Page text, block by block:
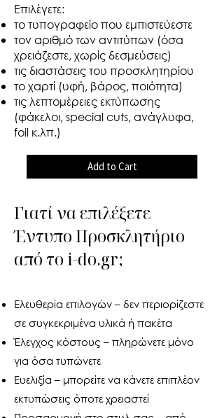
Επιλέγετε:
το τυπογραφείο που εμπιστεύεστε
τον αριθμό των αντιτύπων (όσα
χρειάζεστε, χωρίς δεσμεύσεις)
τις διαστάσεις του προσκλητηρίου
το χαρτί (υφή, βάρος, ποιότητα)
τις λεπτομέρειες εκτύπωσης
(φάκελοι, special cuts, ανάγλυφα,
foil κ.λπ.)
Add to Cart
Γιατί να επιλέξετε
Έντυπο Προσκλητήριο
από το i-do.gr;
Ελευθερία επιλογών – δεν περιορίζεστε
σε συγκεκριμένα υλικά ή πακέτα
Έλεγχος κόστους – πληρώνετε μόνο
για όσα τυπώνετε
Ευελιξία – μπορείτε να κάνετε επιπλέον
εκτυπώσεις όποτε χρειαστεί